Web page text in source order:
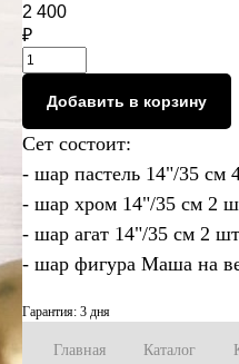
2 400
₽
Добавить в корзину
Сет состоит:
- шар пастель 14"/35 см
- шар хром 14"/35 см 2
- шар агат 14"/35 см 2
- шар фигура Маша на
Гарантия: 3 дня
Главная Каталог